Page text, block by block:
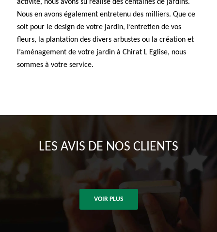
activité, nous avons su réalisé des centaines de jardins.
Nous en avons également entretenu des milliers. Que ce
soit pour le design de votre jardin, l’entretien de vos
fleurs, la plantation des divers arbustes ou la création et
l’aménagement de votre jardin à Chirat L Eglise, nous
sommes à votre service.
LES AVIS DE NOS CLIENTS
VOIR PLUS